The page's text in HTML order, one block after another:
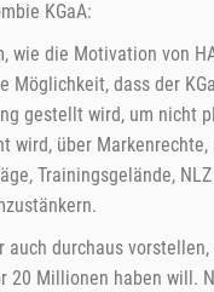
KGaA:
wie die Motivation von
Möglichkeit, dass der
gestellt wird, um nicht
wird, über
Trainingsgelände,
auch durchaus
20 Millionen haben will.